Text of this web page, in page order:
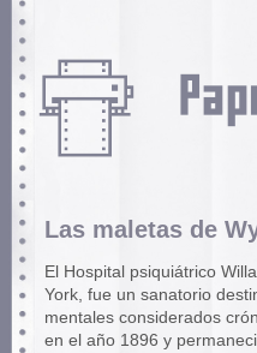
Las maletas de
El Hospital psiquiátrico
York, fue un sanatorio
mentales considerados
en el año 1896 y